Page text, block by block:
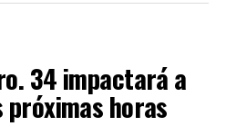
34 impactará a
próximas horas